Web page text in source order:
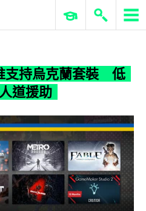
ERP 與商業 AI
支持烏克蘭套裝 低
道援助